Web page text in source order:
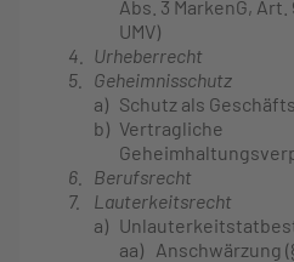
Abs. 3 MarkenG,
UMV)
4.
Urheberrecht
5.
Geheimnisschutz
a) Schutz als
b) Vertragliche
6.
Berufsrecht
7.
Lauterkeitsrecht
a)
aa) Anschwärzung